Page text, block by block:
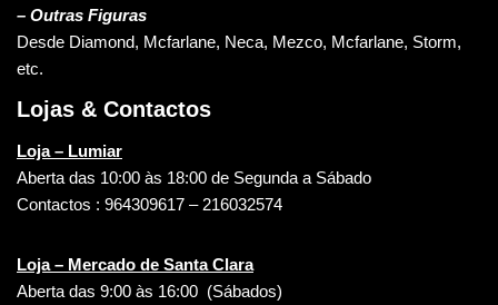
– Outras Figuras
Desde Diamond, Mcfarlane, Neca, Mezco, Mcfarlane, Storm,
etc.
Lojas & Contactos
Loja – Lumiar
Aberta das 10:00 às 18:00 de Segunda a Sábado
Contactos : 964309617 – 216032574
Loja – Mercado de Santa Clara
Aberta das 9:00 às 16:00 (Sábados)